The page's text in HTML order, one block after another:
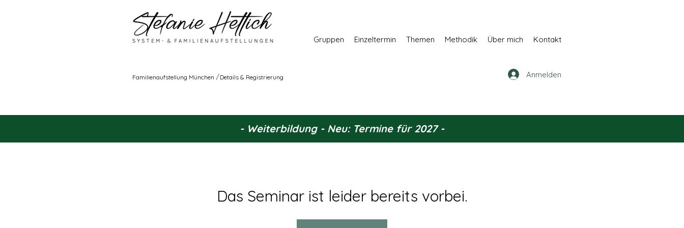
Gruppen Einzeltermin Themen Methodik Über mich Kontakt
Familienaufstellung München /Details & Registrierung Anmelden
- Weiterbildung - Neu: Termine für 2027 -
Das Seminar ist leider bereits vorbei.